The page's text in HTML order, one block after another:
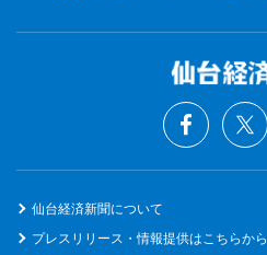
仙台経済新聞について
プレスリリース・情報提供はこちらから